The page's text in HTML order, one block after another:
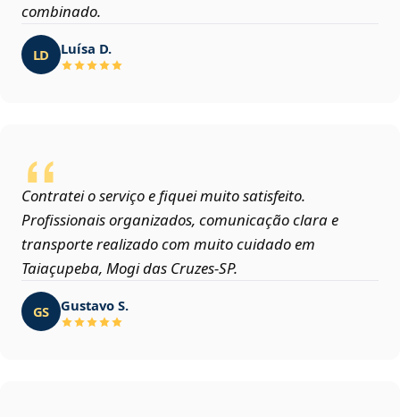
combinado.
LD Luísa D.
Contratei o serviço e fiquei muito satisfeito.
Profissionais organizados, comunicação clara e
transporte realizado com muito cuidado em
Taiaçupeba, Mogi das Cruzes‑SP.
GS Gustavo S.